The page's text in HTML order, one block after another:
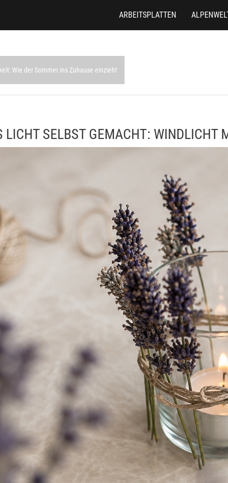
ARBEITSPLATTEN
Wie der Sommer ins Zuhause einzieht
LICHT SELBST GEMACHT: WINDLICHT